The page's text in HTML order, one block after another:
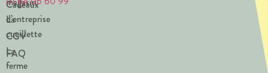
La
cueillette
La
ferme
Cadeaux
d’entreprise
CGV
FAQ